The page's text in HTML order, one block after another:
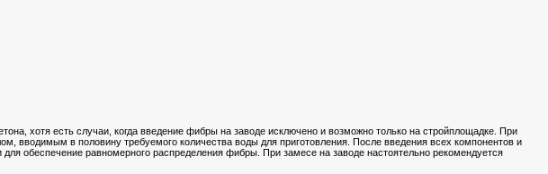
хотя есть случаи, когда введение фибры на заводе исключено и возможно только на стройплощадке. При
вводимым в половину требуемого количества воды для приготовления. После введения всех компонентов и
обеспечение равномерного распределения фибры. При замесе на заводе настоятельно рекомендуется